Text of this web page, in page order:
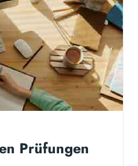
Prüfungen